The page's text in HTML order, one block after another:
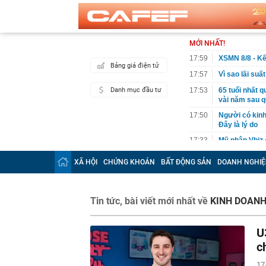
Bảng giá điện tử
Danh mục đầu tư
MỚI NHẤT!
17:59
XSMN 8/8 -
17:57
Vì sao lãi
17:53
65 tuổi nhất
vài năm sau
17:50
Người có
Đây là lý do
17:33
Mỹ nhân
hình Hàn
17:30
Kiểm tra tủ
17:30
Phó Thủ
không đẩy
17:27
Elon Musk
tập kích
XÃ HỘI CHỨNG KHOÁN BẤT ĐỘNG SẢN DOANH
Tin tức, bài viết mới nhất về KINH